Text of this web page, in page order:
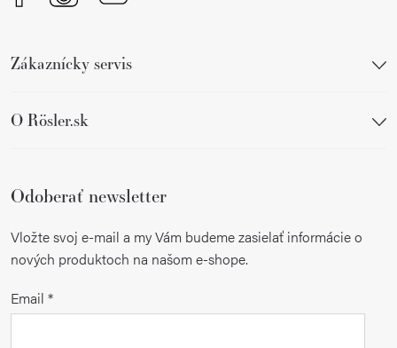
Zákaznícky servis
O Rösler.sk
Odoberať newsletter
Vložte svoj e-mail a my Vám budeme zasielať informácie o
nových produktoch na našom e-shope.
Email